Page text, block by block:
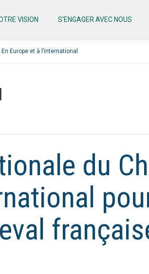
VISION S’ENGAGER AVEC NOUS
En Europe et à l’international
du